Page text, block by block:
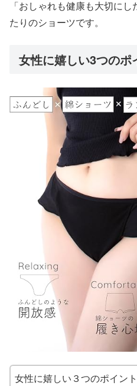
「おしゃれも健康も大切に
たりのショーツです。
女性に嬉しい3つのポ
女性に嬉しい３つのポイン